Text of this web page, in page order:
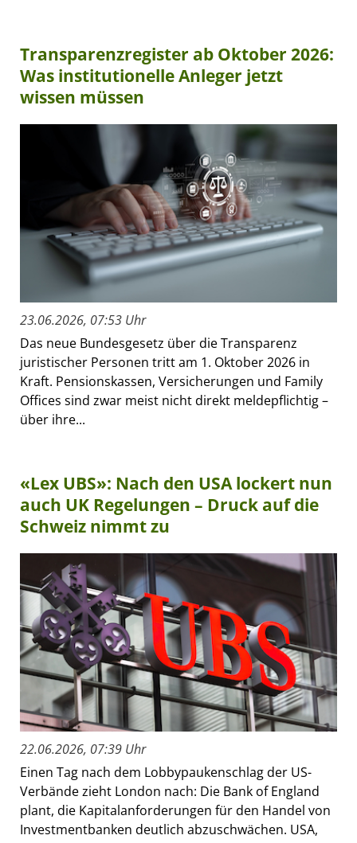
Transparenzregister ab Oktober 2026:
Was institutionelle Anleger jetzt
wissen müssen
23.06.2026, 07:53 Uhr
Das neue Bundesgesetz über die Transparenz
juristischer Personen tritt am 1. Oktober 2026 in
Kraft. Pensionskassen, Versicherungen und Family
Offices sind zwar meist nicht direkt meldepflichtig –
über ihre...
«Lex UBS»: Nach den USA lockert nun
auch UK Regelungen – Druck auf die
Schweiz nimmt zu
22.06.2026, 07:39 Uhr
Einen Tag nach dem Lobbypaukenschlag der US-
Verbände zieht London nach: Die Bank of England
plant, die Kapitalanforderungen für den Handel von
Investmentbanken deutlich abzuschwächen. USA,